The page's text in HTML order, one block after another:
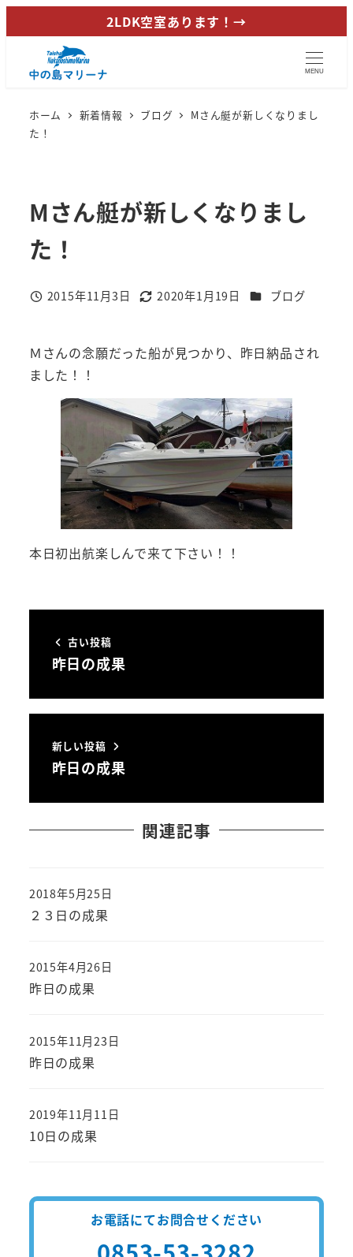
イ
2LDK空室あります！→
MENU
ホーム 新着情報 ブログ
Mさん艇が新しくなりまし
た！
Mさん艇が新しくなりまし
た！
投稿日
2015年11月3日
更新日
2020年1月19日 カテゴリー
ブログ
Ｍさんの念願だった船が見つかり、昨日納品され
ました！！
本日初出航楽しんで来て下さい！！
古い投稿
昨日の成果
新しい投稿
昨日の成果
関連記事
２３日の成果
投稿日
2018年5月25日
昨日の成果
投稿日
2015年4月26日
昨日の成果
投稿日
2015年11月23日
10日の成果
投稿日
2019年11月11日
お電話にてお問合せください